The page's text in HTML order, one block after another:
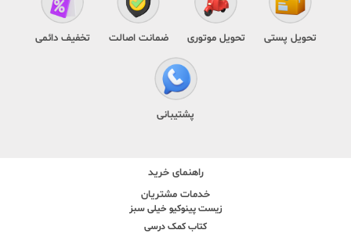
تحویل پستی تحویل موتوری ضمانت اصالت تخفیف دائمی
پشتیبانی
راهنمای خرید
خدمات مشتریان
زیست پینوکیو خیلی سبز
کتاب کمک درسی